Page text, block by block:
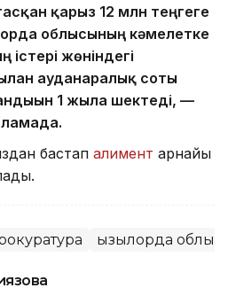
қарыз 12 млн теңгеге
облысының кәмелетке
істері жөніндегі
ауданаралық соты
1 жылға шектеді, —
бастап алимент арнайы
Қызылорда